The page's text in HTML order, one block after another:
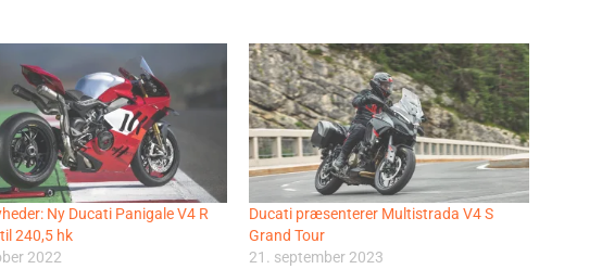
Ny Ducati Panigale V4 R
240,5 hk
2022
Ducati præsenterer Multistrada V4 S
Grand Tour
21. september 2023